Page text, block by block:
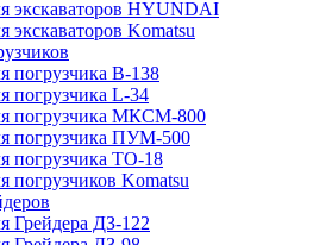
экскаваторов HYUNDAI
экскаваторов Komatsu
погрузчика B-138
погрузчика L-34
погрузчика МКСМ-800
погрузчика ПУМ-500
погрузчика ТО-18
погрузчиков Komatsu
Грейдера ДЗ-122